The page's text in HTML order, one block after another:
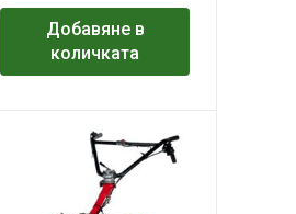
Добавяне в
количката